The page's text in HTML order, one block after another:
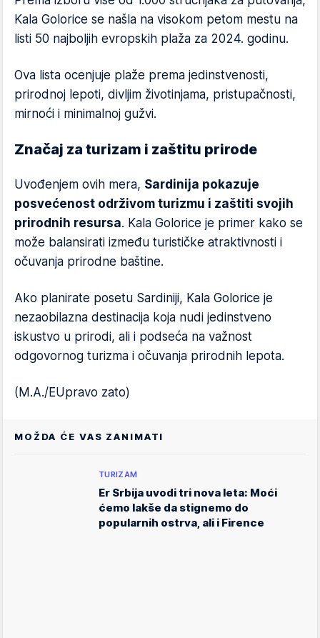
Kala Golorice se našla na visokom petom mestu na
listi 50 najboljih evropskih plaža za 2024. godinu.
Ova lista ocenjuje plaže prema jedinstvenosti,
prirodnoj lepoti, divljim životinjama, pristupačnosti,
mirnoći i minimalnoj gužvi.
Značaj za turizam i zaštitu prirode
Uvođenjem ovih mera, Sardinija pokazuje
posvećenost održivom turizmu i zaštiti svojih
prirodnih resursa. Kala Golorice je primer kako se
može balansirati između turističke atraktivnosti i
očuvanja prirodne baštine.
Ako planirate posetu Sardiniji, Kala Golorice je
nezaobilazna destinacija koja nudi jedinstveno
iskustvo u prirodi, ali i podseća na važnost
odgovornog turizma i očuvanja prirodnih lepota.
(M.A./EUpravo zato)
MOŽDA ĆE VAS ZANIMATI
TURIZAM
Er Srbija uvodi tri nova leta: Moći
ćemo lakše da stignemo do
popularnih ostrva, ali i Firence